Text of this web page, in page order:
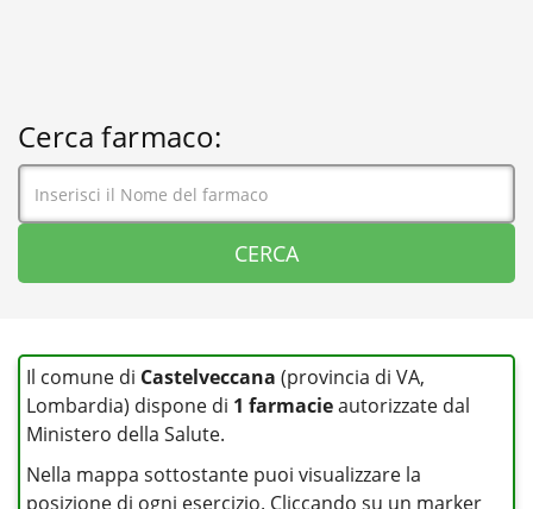
Cerca farmaco:
Il comune di Castelveccana (provincia di VA,
Lombardia) dispone di 1 farmacieautorizzate dal
Ministero della Salute.
Nella mappa sottostante puoi visualizzare la
posizione di ogni esercizio. Cliccando su un marker